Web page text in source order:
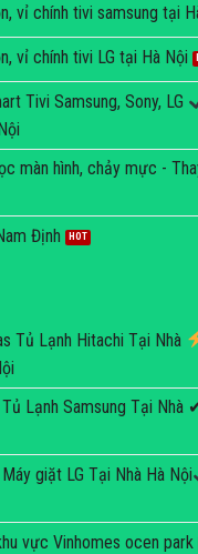
vỉ chính tivi samsung tại
vỉ chính tivi LG tại Hà Nội
Tivi Samsung, Sony, LG
màn hình, chảy mực -
Định
Tủ Lạnh Hitachi Tại Nhà
Lạnh Samsung Tại Nhà
giặt LG Tại Nhà Hà Nội
vực Vinhomes ocen park